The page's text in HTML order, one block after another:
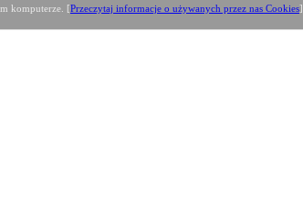
komputerze. [Przeczytaj informacje o używanych przez nas Cookies].